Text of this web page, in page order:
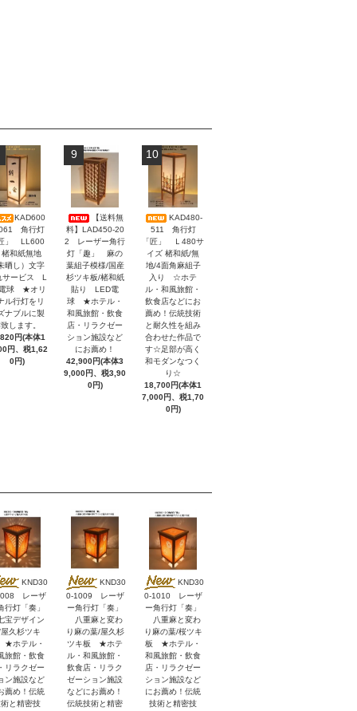
KAD600
角行灯
匠」 LL600
楮和紙無地
晒し）文字
サービス L
球 ★オリ
ル行灯をリ
ナブルに製
します。
円(本体1
円、税1,62
0円)
9
【送料無
料】LAD450-20
2 レーザー角行
灯「趣」 麻の
葉組子模様/国産
杉ツキ板/楮和紙
貼り LED電
球 ★ホテル・
和風旅館・飲食
店・リラクゼー
ション施設など
にお薦め！
42,900円(本体3
9,000円、税3,90
0円)
10
KAD480-
511 角行灯
「匠」 Ｌ480サ
イズ 楮和紙/無
地/4面角麻組子
入り ☆ホテ
ル・和風旅館・
飲食店などにお
薦め！伝統技術
と耐久性を組み
合わせた作品で
す☆足部が高く
和モダンなつく
り☆
18,700円(本体1
7,000円、税1,70
0円)
KND30
レーザ
行灯「奏」
宝デザイン
久杉ツキ
ホテル・
旅館・飲食
リラクゼー
ン施設など
薦め！伝統
と精密技
KND30
0-1009 レーザ
ー角行灯「奏」
八重麻と変わ
り麻の葉/屋久杉
ツキ板 ★ホテ
ル・和風旅館・
飲食店・リラク
ゼーション施設
などにお薦め！
伝統技術と精密
KND30
0-1010 レーザ
ー角行灯「奏」
八重麻と変わ
り麻の葉/桜ツキ
板 ★ホテル・
和風旅館・飲食
店・リラクゼー
ション施設など
にお薦め！伝統
技術と精密技